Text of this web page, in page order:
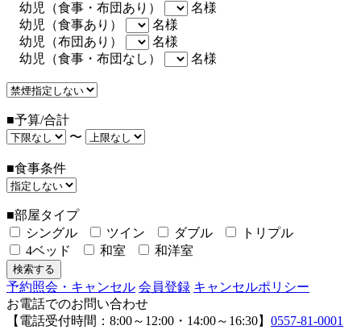
幼児（食事・布団あり）
名様
幼児（食事あり）
名様
幼児（布団あり）
名様
幼児（食事・布団なし）
名様
■予算/合計
〜
■食事条件
■部屋タイプ
シングル
ツイン ダブル
トリプル
4ベッド
和室 和洋室
予約照会・キャンセル 会員登録 キャンセルポリシー
お電話でのお問い合わせ
【電話受付時間：8:00～12:00・14:00～16:30】 0557-81-0001